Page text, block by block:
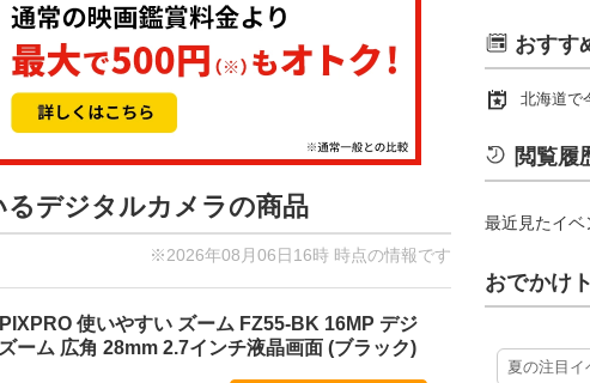
デジタルカメラの商品
※2026年08月06日16時 時点の情報です
使いやすい ズーム FZ55-BK 16MP デジ
ーム 広角 28mm 2.7インチ液晶画面 (ブラック)
おすす
北海道で
閲覧履
最近見たイベ
おでかけ
夏の注目イ